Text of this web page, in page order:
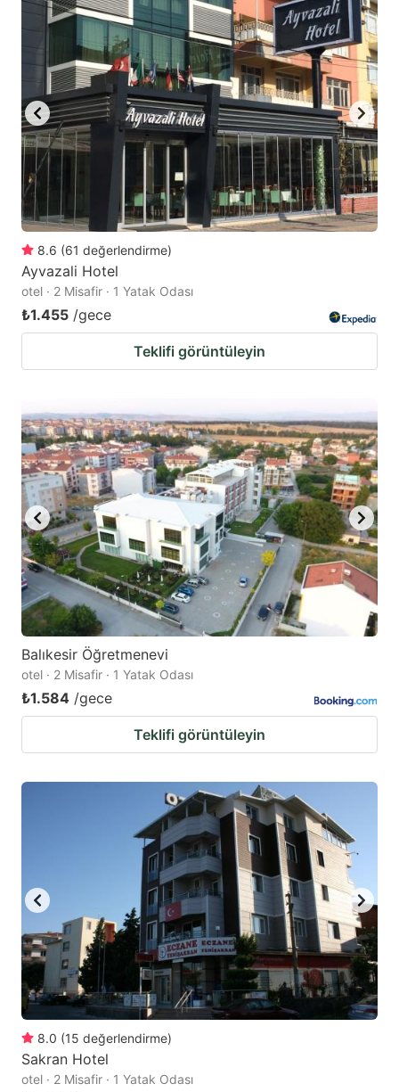
8.6 (61 değerlendirme)
Ayvazali Hotel
otel · 2 Misafir · 1 Yatak Odası
₺1.455 /gece
Teklifi görüntüleyin
Balıkesir Öğretmenevi
otel · 2 Misafir · 1 Yatak Odası
₺1.584 /gece
Teklifi görüntüleyin
8.0 (15 değerlendirme)
Sakran Hotel
otel · 2 Misafir · 1 Yatak Odası